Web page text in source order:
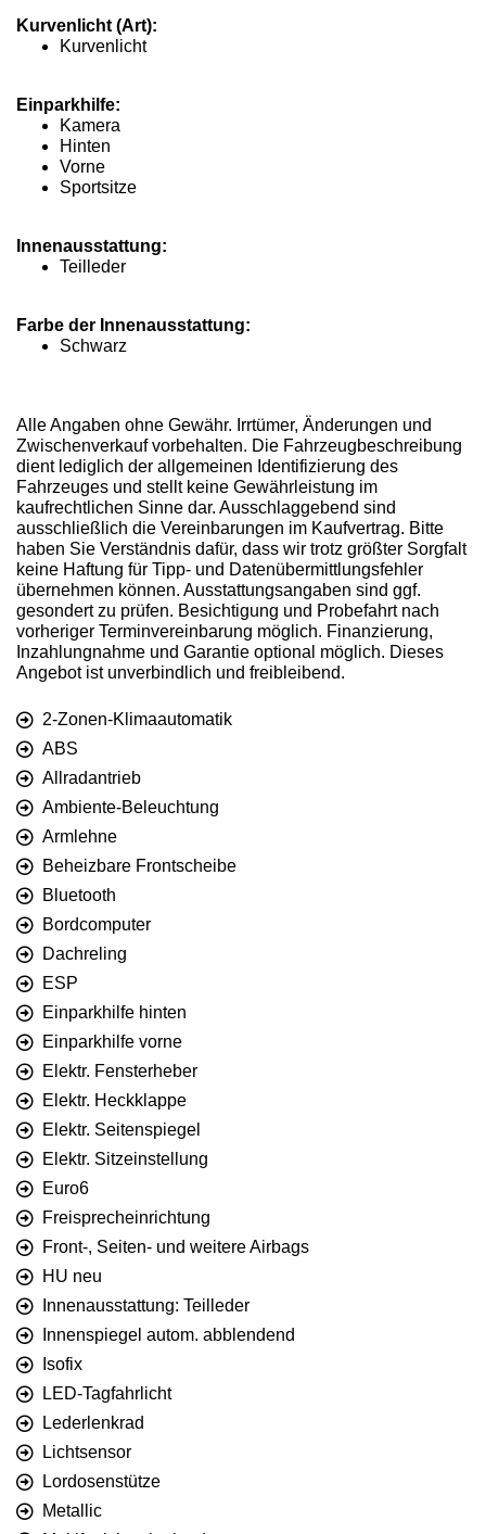
Kurvenlicht (Art):
Kurvenlicht
Einparkhilfe:
Kamera
Hinten
Vorne
Sportsitze
Innenausstattung:
Teilleder
Farbe der Innenausstattung:
Schwarz
Alle Angaben ohne Gewähr. Irrtümer, Änderungen und
Zwischenverkauf vorbehalten. Die Fahrzeugbeschreibung
dient lediglich der allgemeinen Identifizierung des
Fahrzeuges und stellt keine Gewährleistung im
kaufrechtlichen Sinne dar. Ausschlaggebend sind
ausschließlich die Vereinbarungen im Kaufvertrag. Bitte
haben Sie Verständnis dafür, dass wir trotz größter Sorgfalt
keine Haftung für Tipp- und Datenübermittlungsfehler
übernehmen können. Ausstattungsangaben sind ggf.
gesondert zu prüfen. Besichtigung und Probefahrt nach
vorheriger Terminvereinbarung möglich. Finanzierung,
Inzahlungnahme und Garantie optional möglich. Dieses
Angebot ist unverbindlich und freibleibend.
2-Zonen-Klimaautomatik
ABS
Allradantrieb
Ambiente-Beleuchtung
Armlehne
Beheizbare Frontscheibe
Bluetooth
Bordcomputer
Dachreling
ESP
Einparkhilfe hinten
Einparkhilfe vorne
Elektr. Fensterheber
Elektr. Heckklappe
Elektr. Seitenspiegel
Elektr. Sitzeinstellung
Euro6
Freisprecheinrichtung
Front-, Seiten- und weitere Airbags
HU neu
Innenausstattung: Teilleder
Innenspiegel autom. abblendend
Isofix
LED-Tagfahrlicht
Lederlenkrad
Lichtsensor
Lordosenstütze
Metallic